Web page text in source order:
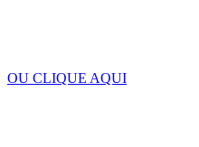
OU CLIQUE AQUI